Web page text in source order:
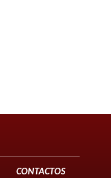
CONTACTOS